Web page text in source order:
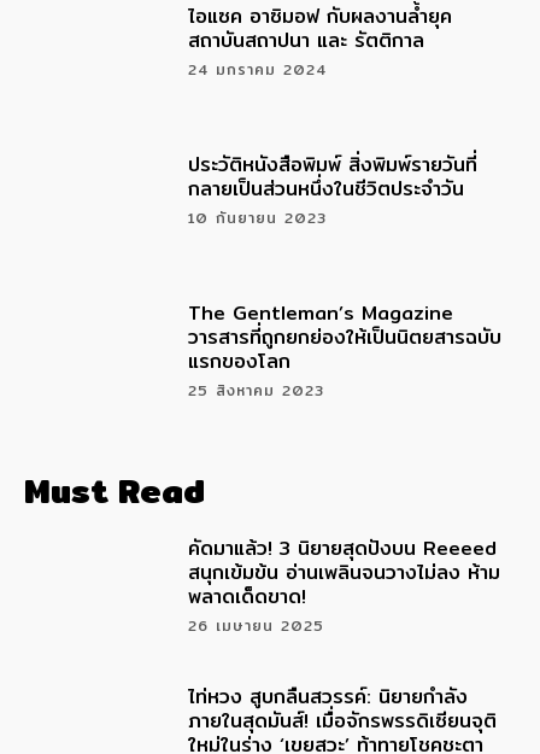
ไอแซค อาซิมอฟ กับผลงานล้ำยุค
สถาบันสถาปนา และ รัตติกาล
24 มกราคม 2024
ประวัติหนังสือพิมพ์ สิ่งพิมพ์รายวันที่
กลายเป็นส่วนหนึ่งในชีวิตประจำวัน
10 กันยายน 2023
The Gentleman’s Magazine
วารสารที่ถูกยกย่องให้เป็นนิตยสารฉบับ
แรกของโลก
25 สิงหาคม 2023
Must Read
คัดมาแล้ว! 3 นิยายสุดปังบน Reeeed
สนุกเข้มข้น อ่านเพลินจนวางไม่ลง ห้าม
พลาดเด็ดขาด!
26 เมษายน 2025
ไท่หวง สูบกลืนสวรรค์: นิยายกำลัง
ภายในสุดมันส์! เมื่อจักรพรรดิเซียนจุติ
ใหม่ในร่าง ‘เขยสวะ’ ท้าทายโชคชะตา